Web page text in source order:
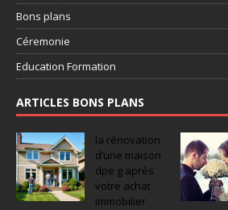
Bons plans
Céremonie
Education Formation
ARTICLES BONS PLANS
la rénovation
d’une maison
dpe g après
votre achat
immobilier